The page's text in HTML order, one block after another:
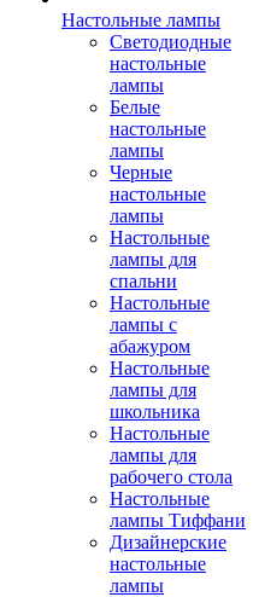
Настольные лампы
Светодиодные
настольные
лампы
Белые
настольные
лампы
Черные
настольные
лампы
Настольные
лампы для
спальни
Настольные
лампы с
абажуром
Настольные
лампы для
школьника
Настольные
лампы для
рабочего стола
Настольные
лампы Тиффани
Дизайнерские
настольные
лампы